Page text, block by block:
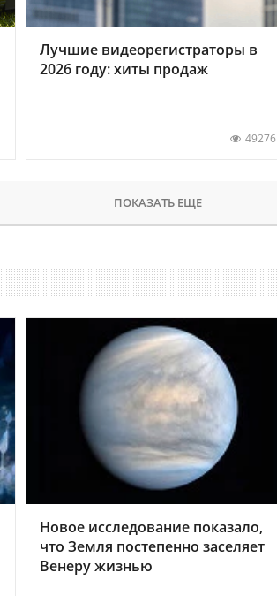
Лучшие видеорегистраторы в
2026 году: хиты продаж
49276
ПОКАЗАТЬ ЕЩЕ
Новое исследование показало,
что Земля постепенно заселяет
Венеру жизнью